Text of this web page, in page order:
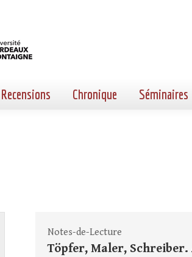
Recensions Chronique Séminaires
Notes-de-Lecture
Töpfer, Maler, Schreiber.